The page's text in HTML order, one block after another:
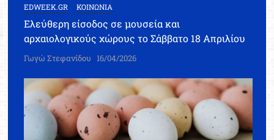
EDWEEK.GR ΚΟΙΝΩΝΙΑ
Ελεύθερη είσοδος σε μουσεία και
αρχαιολογικούς χώρους το Σάββατο 18 Απριλίου
Γωγώ Στεφανίδου 16/04/2026